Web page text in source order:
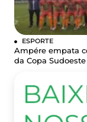
ESPORTE
Ampére empata
da Copa